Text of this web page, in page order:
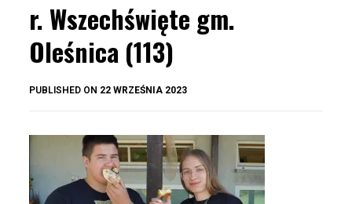
r. Wszechświęte gm.
Oleśnica (113)
PUBLISHED ON 22 WRZEŚNIA 2023